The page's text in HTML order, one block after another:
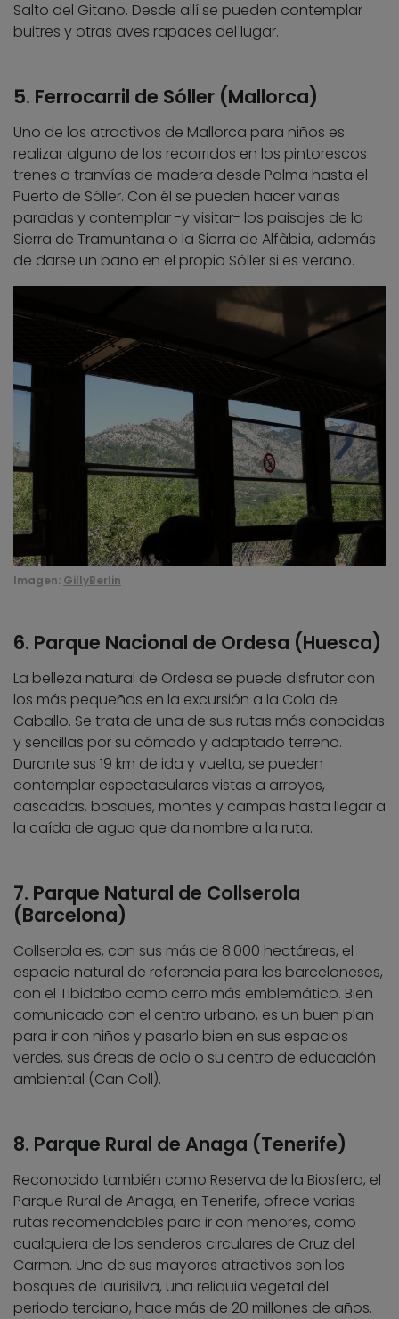
Salto del Gitano. Desde allí se pueden contemplar
buitres y otras aves rapaces del lugar.
5. Ferrocarril de Sóller (Mallorca)
Uno de los atractivos de Mallorca para niños es
realizar alguno de los recorridos en los pintorescos
trenes o tranvías de madera desde Palma hasta el
Puerto de Sóller. Con él se pueden hacer varias
paradas y contemplar -y visitar- los paisajes de la
Sierra de Tramuntana o la Sierra de Alfàbia, además
de darse un baño en el propio Sóller si es verano.
Imagen: GillyBerlin
6. Parque Nacional de Ordesa (Huesca)
La belleza natural de Ordesa se puede disfrutar con
los más pequeños en la excursión a la Cola de
Caballo. Se trata de una de sus rutas más conocidas
y sencillas por su cómodo y adaptado terreno.
Durante sus 19 km de ida y vuelta, se pueden
contemplar espectaculares vistas a arroyos,
cascadas, bosques, montes y campas hasta llegar a
la caída de agua que da nombre a la ruta.
7. Parque Natural de Collserola
(Barcelona)
Collserola es, con sus más de 8.000 hectáreas, el
espacio natural de referencia para los barceloneses,
con el Tibidabo como cerro más emblemático. Bien
comunicado con el centro urbano, es un buen plan
para ir con niños y pasarlo bien en sus espacios
verdes, sus áreas de ocio o su centro de educación
ambiental (Can Coll).
8. Parque Rural de Anaga (Tenerife)
Reconocido también como Reserva de la Biosfera, el
Parque Rural de Anaga, en Tenerife, ofrece varias
rutas recomendables para ir con menores, como
cualquiera de los senderos circulares de Cruz del
Carmen. Uno de sus mayores atractivos son los
bosques de laurisilva, una reliquia vegetal del
periodo terciario, hace más de 20 millones de años.